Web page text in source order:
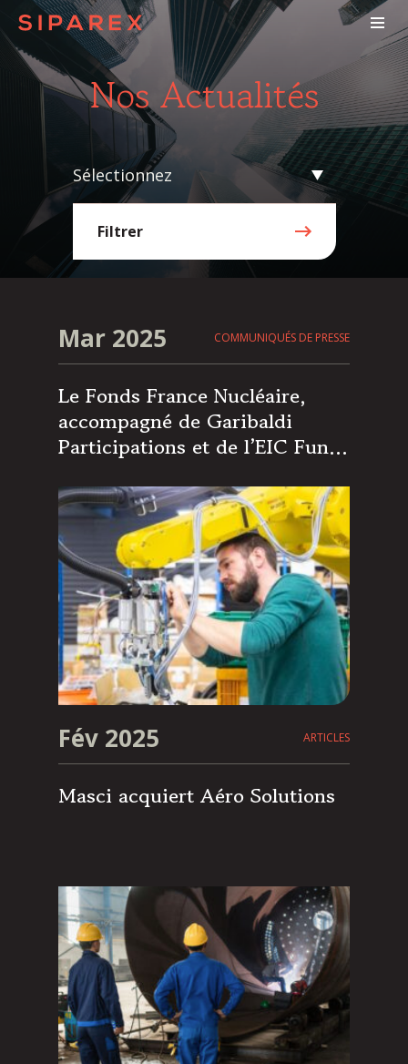
Nos Actualités
Sélectionnez
Filtrer
Mar 2025 COMMUNIQUÉS DE PRESSE
Le Fonds France Nucléaire,
accompagné de Garibaldi
Participations et de l’EIC Fund,
Siléane qui franchit une
nouvelle étape dans un
parcours de forte croissance
Fév 2025 ARTICLES
Masci acquiert Aéro Solutions